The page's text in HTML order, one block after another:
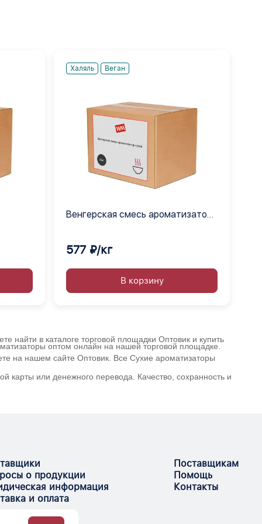
Халяль Веган
Венгерская смесь ароматизатор
577 ₽/кг
В корзину
найти в каталоге торговой площадки Оптовик и купить
оптом онлайн на нашей торговой площадке.
на нашем сайте Оптовик. Все Сухие ароматизаторы
карты или денежного перевода. Качество, сохранность и
о продукции
информация
и оплата
Поставщикам
Помощь
Контакты